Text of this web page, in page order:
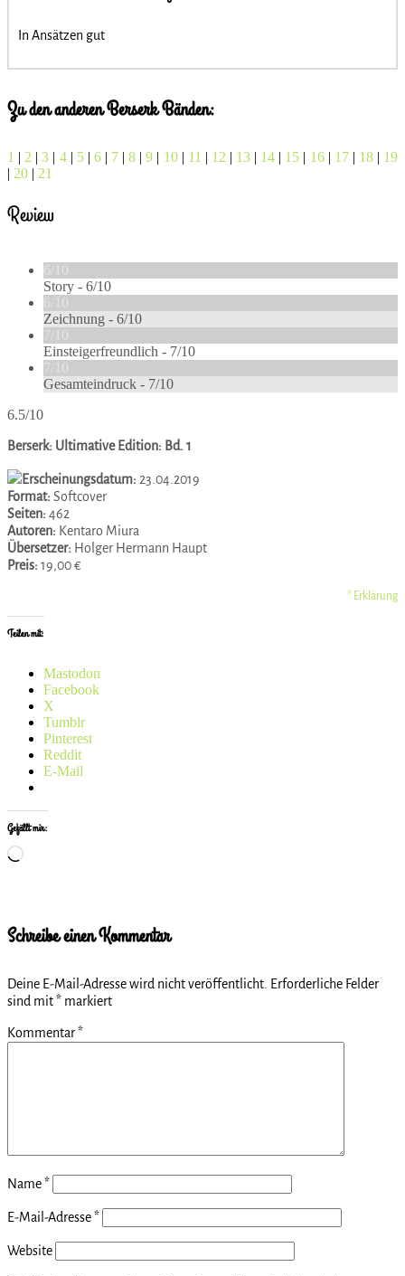
In Ansätzen gut
Zu den anderen Berserk Bänden:
1 | 2 |3 | 4| 5| 6| 7 |8 |9 | 10| 11 | 12 | 13 | 14 | 15 | 16| 17| 18| 19
| 20 | 21
Review
6/10
Story - 6/10
6/10
Zeichnung - 6/10
7/10
Einsteigerfreundlich - 7/10
7/10
Gesamteindruck - 7/10
6.5/10
Berserk: Ultimative Edition: Bd. 1
Erscheinungsdatum: 23.04.2019
Format: Softcover
Seiten: 462
Autoren: Kentaro Miura
Übersetzer: Holger Hermann Haupt
Preis: 19,00 €
* Erklärung
Teilen mit:
Mastodon
Facebook
X
Tumblr
Pinterest
Reddit
E-Mail
Gefällt mir:
Wird
Schreibe einen Kommentar
Deine E-Mail-Adresse wird nicht veröffentlicht. Erforderliche Felder
sind mit* markiert
Kommentar*
Name*
E-Mail-Adresse*
Website